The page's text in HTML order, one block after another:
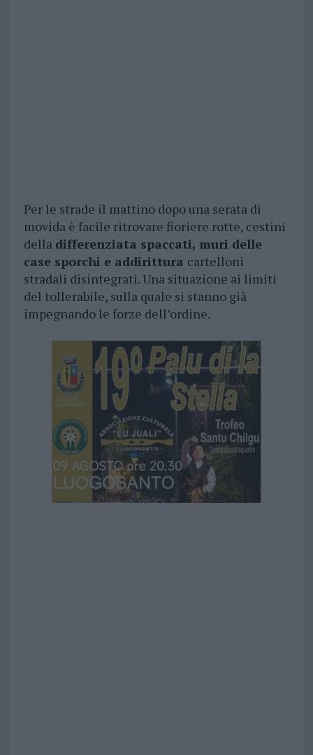
Per le strade il mattino dopo una serata di
movida è facile ritrovare fioriere rotte, cestini
della differenziata spaccati, muri delle
case sporchi e addirittura cartelloni
stradali disintegrati. Una situazione ai limiti
del tollerabile, sulla quale si stanno già
impegnando le forze dell’ordine.